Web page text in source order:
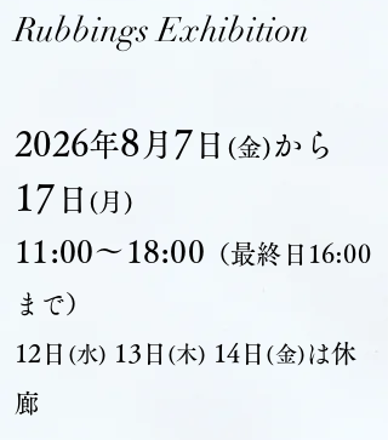
Rubbings Exhibition
2026年8 月 7 日 (金) から
17 日 (月)
11:00〜18:00 （最終日16:00
まで）
12日 (水) 13日 (木) 14日 (金) は休
廊